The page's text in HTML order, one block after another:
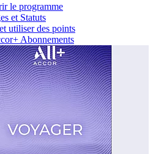
le programme
et Statuts
utiliser des points
Abonnements